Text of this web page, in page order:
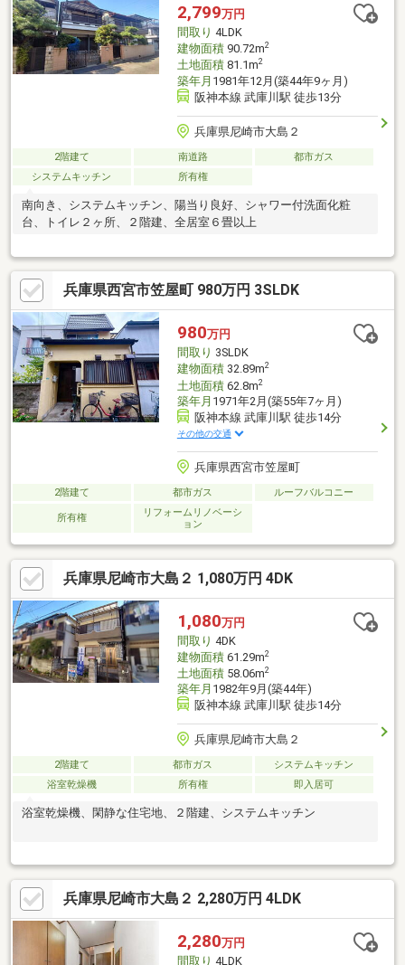
2,799万円
間取り 4LDK
建物面積90.72m2
土地面積81.1m2
築年月 1981年12月(築44年9ヶ月)
阪神本線 武庫川駅 徒歩13分
兵庫県尼崎市大島２
2階建て 南道路
都市ガス
システムキッチン
所有権
南向き、システムキッチン、陽当り良好、シャワー付洗面化粧
台、トイレ２ヶ所、２階建、全居室６畳以上
兵庫県西宮市笠屋町 980万円 3SLDK
980万円
間取り 3SLDK
建物面積32.89m2
土地面積62.8m2
築年月 1971年2月(築55年7ヶ月)
阪神本線 武庫川駅 徒歩14分
その他の交通
兵庫県西宮市笠屋町
2階建て 都市ガス ルーフバルコニー
所有権
リフォームリノベーシ
ョン
兵庫県尼崎市大島２ 1,080万円 4DK
1,080万円
間取り 4DK
建物面積61.29m2
土地面積58.06m2
築年月 1982年9月(築44年)
阪神本線 武庫川駅 徒歩14分
兵庫県尼崎市大島２
2階建て 都市ガス
システムキッチン
浴室乾燥機
所有権 即入居可
浴室乾燥機、閑静な住宅地、２階建、システムキッチン
兵庫県尼崎市大島２ 2,280万円 4LDK
2,280万円
間取り 4LDK